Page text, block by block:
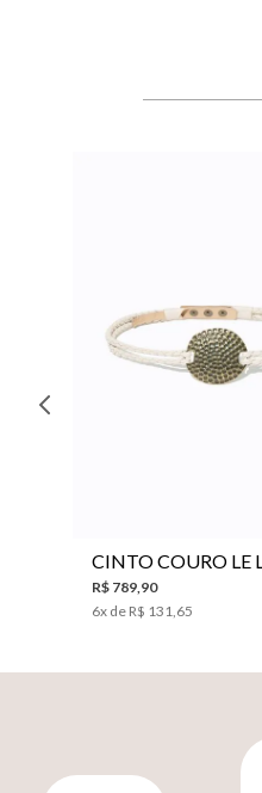
R$ 789,90
6x de R$ 131,65